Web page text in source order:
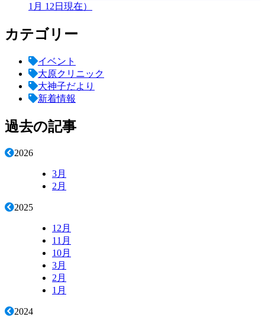
1月 12日現在）
カテゴリー
イベント
大原クリニック
大神子だより
新着情報
過去の記事
2026
3月
2月
2025
12月
11月
10月
3月
2月
1月
2024